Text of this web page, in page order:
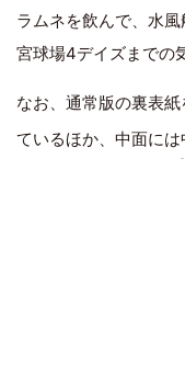
ラムネを飲んで、水
宮球場4デイズまでの
なお、通常版の裏表
ているほか、中面には